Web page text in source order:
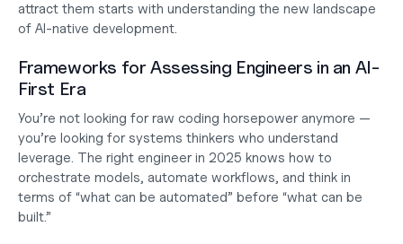
attract them starts with understanding the new landscape
of AI-native development.
Frameworks for Assessing Engineers in an AI-
First Era
You’re not looking for raw coding horsepower anymore —
you’re looking for systems thinkers who understand
leverage. The right engineer in 2025 knows how to
orchestrate models, automate workflows, and think in
terms of “what can be automated” before “what can be
built.”